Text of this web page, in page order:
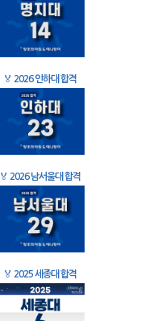
🏅 2026 인하대 합격
🏅 2026 남서울대 합격
🏅 2025 세종대 합격